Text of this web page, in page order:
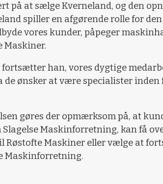
på at sælge Kverneland, og den
spiller en afgørende rolle for
vores kunder, påpeger
Maskiner.
fortsætter han, vores dygtige
de ønsker at være specialister inden
gøres der opmærksom på, at
Maskinforretning, kan få
Røstofte Maskiner eller vælge at
Maskinforretning.